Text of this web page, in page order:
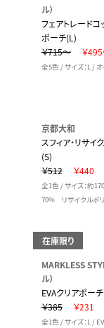
ル）
フェアトレードコ
ポーチ(L)
￥715～
￥
全5色 / サイズ：L /
京都大和
スフィア・リサイ
(S)
￥512
￥440
全1色 / サイズ：約
70% リサイクルポ
在庫限り
MARKLESS
ル）
EVAクリアポーチ
￥385
￥231
全1色 / サイズ：L /